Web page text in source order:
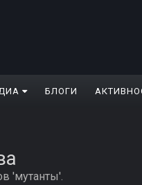
БЛОГИ
'мутанты'.